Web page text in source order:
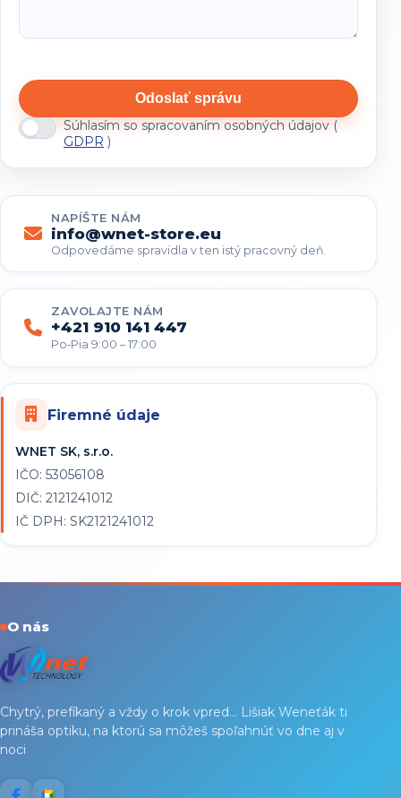
Odoslať správu
Súhlasím so spracovaním osobných údajov (
GDPR )
NAPÍŠTE NÁM
info@wnet-store.eu
Odpovedáme spravidla v ten istý pracovný deň.
ZAVOLAJTE NÁM
+421 910 141 447
Po‑Pia 9:00 – 17:00
Firemné údaje
WNET SK, s.r.o.
IČO: 53056108
DIČ: 2121241012
IČ DPH: SK2121241012
O nás
Chytrý, prefíkaný a vždy o krok vpred... Lišiak Weneťák ti
prináša optiku, na ktorú sa môžeš spoľahnúť vo dne aj v
noci